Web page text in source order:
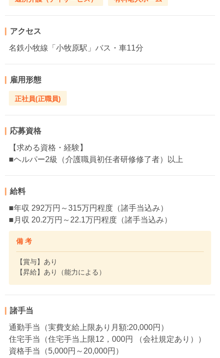
アクセス
名鉄小牧線「小牧原駅」バス・車11分
雇用形態
正社員(正職員)
応募資格
【求める資格・経験】
■ヘルパー2級（介護職員初任者研修修了者）以上
給料
■年収 292万円～315万円程度（諸手当込み）
■月収 20.2万円～22.1万円程度（諸手当込み）
備 考
【賞与】あり
【昇給】あり（能力による）
諸手当
通勤手当（実費支給上限あり月額:20,000円）
住宅手当（住宅手当上限12，000円 （会社規定あり））
資格手当（5,000円～20,000円）